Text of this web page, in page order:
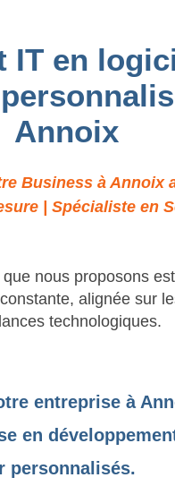
IT en
Annoix
Business à Annoix
| Spécialiste en
nous proposons
alignée sur
technologiques.
entreprise à
en
personnalisés.